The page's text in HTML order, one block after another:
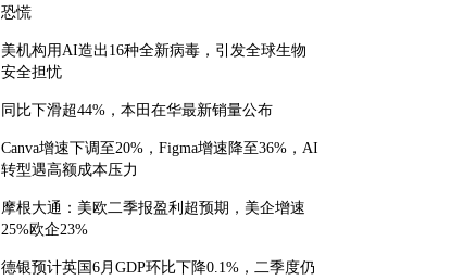
恐慌
美机构用AI造出16种全新病毒，引发全球生物
安全担忧
同比下滑超44%，本田在华最新销量公布
Canva增速下调至20%，Figma增速降至36%，AI
转型遇高额成本压力
摩根大通：美欧二季报盈利超预期，美企增速
25%欧企23%
德银预计英国6月GDP环比下降0.1%，二季度仍